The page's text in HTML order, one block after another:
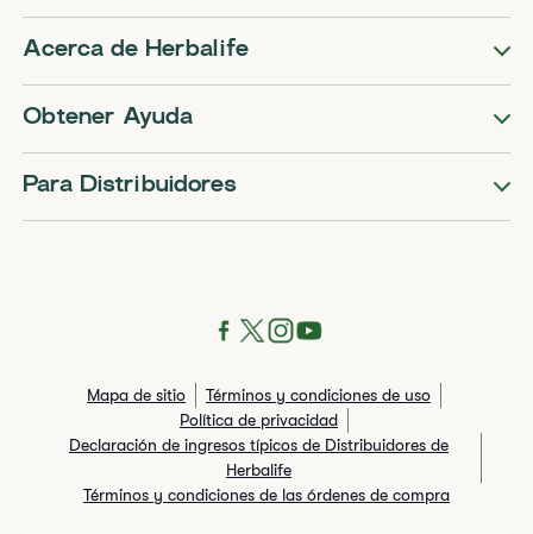
Acerca de Herbalife
Obtener Ayuda
Para Distribuidores
Mapa de sitio
Términos y condiciones de uso
Política de privacidad
Declaración de ingresos típicos de Distribuidores de
Herbalife
Términos y condiciones de las órdenes de compra